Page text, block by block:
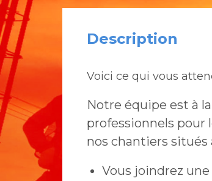
Description
Voici ce qui vous
Notre équipe est à
professionnels pour
nos chantiers situés
Vous joindrez